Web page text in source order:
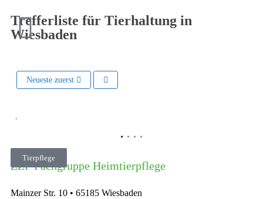
Trefferliste für Tierhaltung in
Wiesbaden
Neueste zuerst
Tierpflege
ZZF Fachgruppe Heimtierpflege
Mainzer Str. 10 • 65185 Wiesbaden